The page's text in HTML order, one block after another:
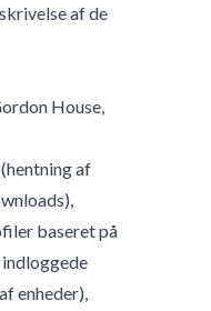
af de
House,
af
baseret på
enheder),